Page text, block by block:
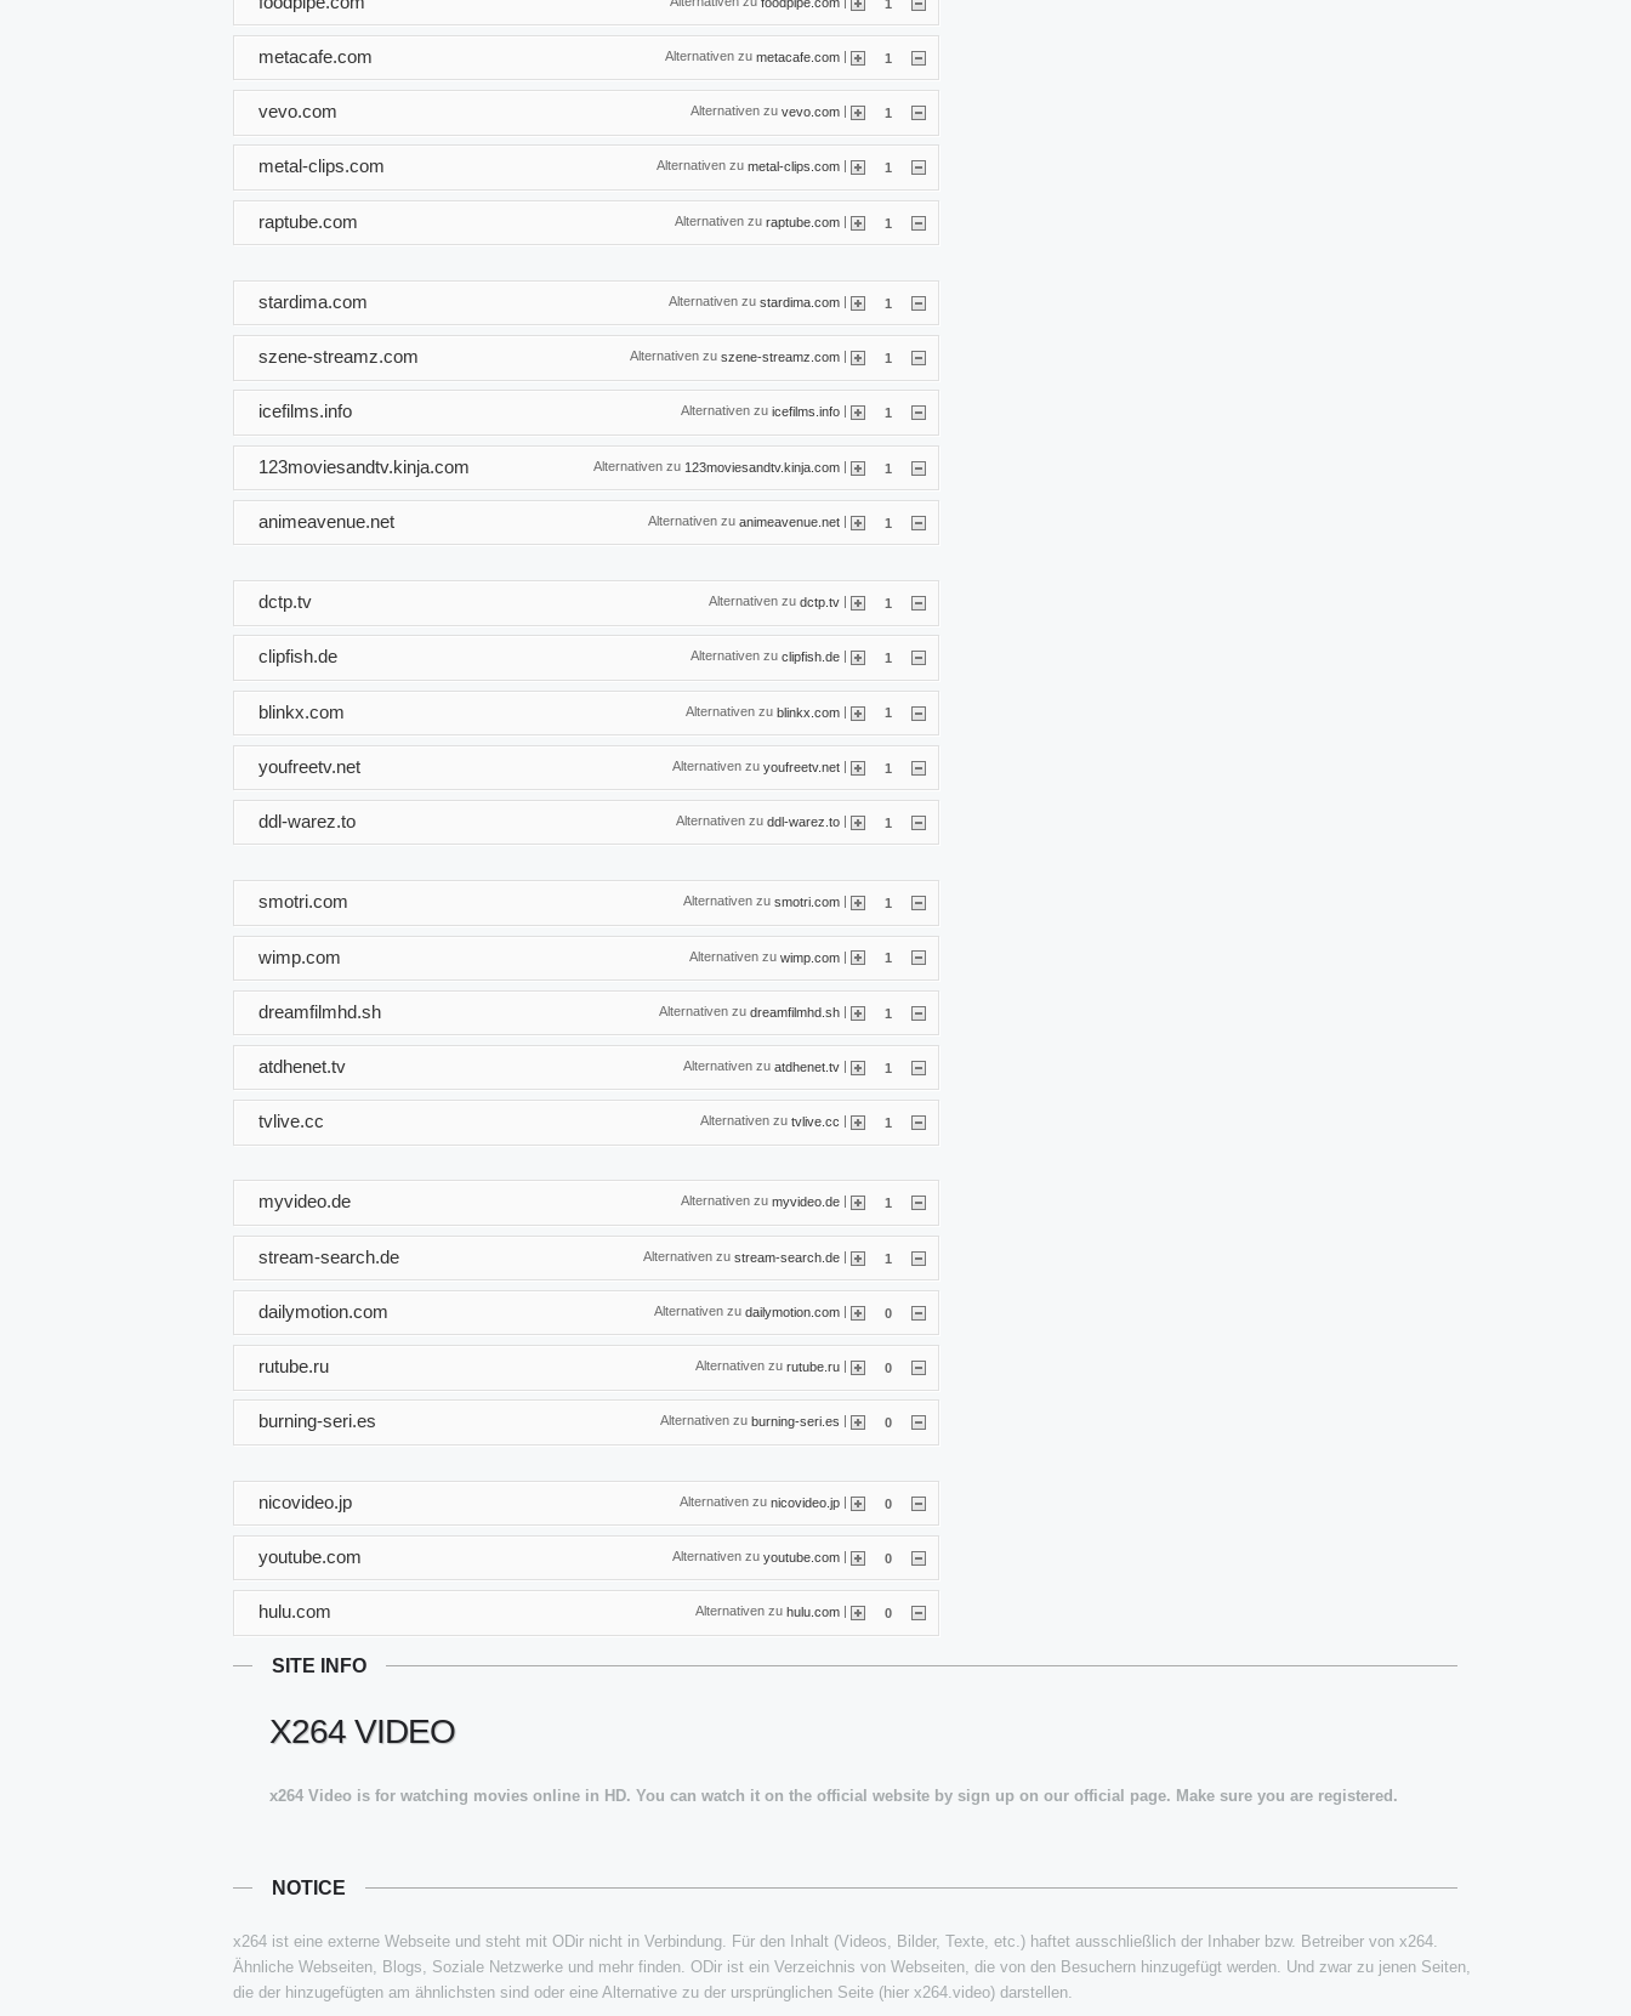
1
Alternativen zu metacafe.com | 1
metacafe.com
Alternativen zu vevo.com 1
vevo.com
Alternativen zu metal-clips.com 1
metal-clips.com
Alternativen zu raptube.com | 1
raptube.com
Alternativen zu stardima.com | 1
stardima.com
Alternativen zu szene-streamz.com | 1
szene-streamz.com
Alternativen zu icefilms.info 1
icefilms.info
Alternativen zu 123moviesandtv.kinja.com | 1
123moviesandtv.kinja.com
Alternativen zu animeavenue.net | 1
animeavenue.net
Alternativen zu dctp.tv | 1
dctp.tv
Alternativen zu clipfish.de 1
clipfish.de
Alternativen zu blinkx.com | 1
blinkx.com
Alternativen zu youfreetv.net | 1
youfreetv.net
Alternativen zu ddl-warez.to | 1
ddl-warez.to
Alternativen zu smotri.com 1
smotri.com
Alternativen zu wimp.com | 1
wimp.com
Alternativen zu dreamfilmhd.sh | 1
dreamfilmhd.sh
Alternativen zu atdhenet.tv | 1
atdhenet.tv
Alternativen zu tvlive.cc 1
tvlive.cc
Alternativen zu myvideo.de 1
myvideo.de
Alternativen zu stream-search.de | 1
stream-search.de
Alternativen zu dailymotion.com | 0
dailymotion.com
Alternativen zu rutube.ru | 0
rutube.ru
Alternativen zu burning-seri.es 0
burning-seri.es
Alternativen zu nicovideo.jp | 0
nicovideo.jp
Alternativen zu youtube.com | 0
youtube.com
Alternativen zu hulu.com | 0
hulu.com
SITE INFO
X264 VIDEO
x264 Video is for watching movies online in HD. You can watch it on the official website by sign up on our official page. Make sure you are registered.
NOTICE
x264 ist eine externe Webseite und steht mit ODir nicht in Verbindung. Für den Inhalt (Videos, Bilder, Texte, etc.) haftet ausschließlich der Inhaber bzw. Betreiber von x264.
Ähnliche Webseiten, Blogs, Soziale Netzwerke und mehr finden. ODir ist ein Verzeichnis von Webseiten, die von den Besuchern hinzugefügt werden. Und zwar zu jenen Seiten,
die der hinzugefügten am ähnlichsten sind oder eine Alternative zu der ursprünglichen Seite (hier x264.video) darstellen.